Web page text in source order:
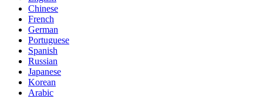
Chinese
French
German
Portuguese
Spanish
Russian
Japanese
Korean
Arabic